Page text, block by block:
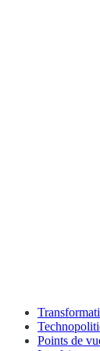
Points de